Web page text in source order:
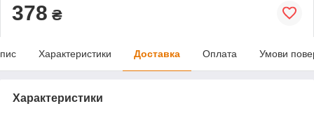
378 ₴
Характеристики Доставка Оплата Умови
Характеристики